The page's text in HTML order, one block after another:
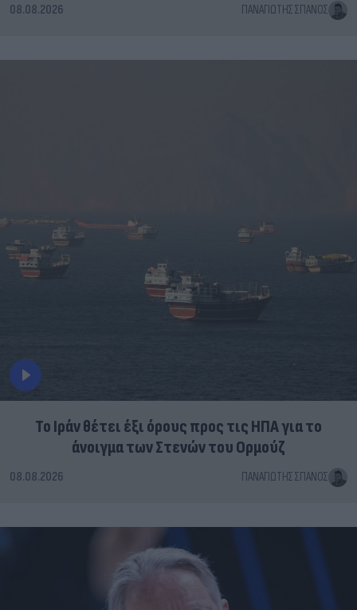
08.08.2026 ΠΑΝΑΓΙΏΤΗΣ ΣΠΑΝΌΣ
Το Ιράν θέτει έξι όρους προς τις ΗΠΑ για το
άνοιγμα των Στενών του Ορμούζ
08.08.2026 ΠΑΝΑΓΙΏΤΗΣ ΣΠΑΝΌΣ